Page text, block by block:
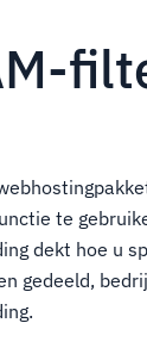
te
dekt hoe u
gedeeld,